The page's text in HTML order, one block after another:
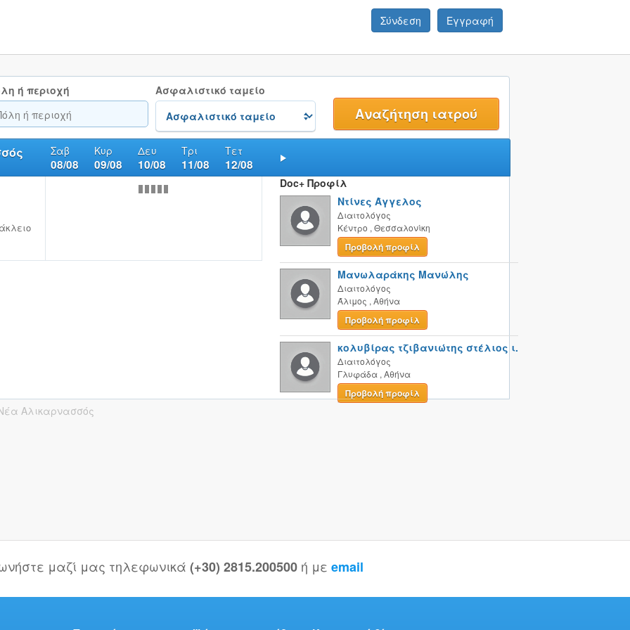
Σύνδεση Εγγραφή
ή περιοχή Ασφαλιστικό ταμείο
Σαβ
08/08
Κυρ
09/08
Δευ
10/08
Τρι
11/08
Τετ
12/08
Doc+ Προφίλ
Ντίνες Άγγελος
Διαιτολόγος
Κέντρο , Θεσσαλονίκη
Προβολή προφίλ
Μανωλαράκης Μανώλης
Διαιτολόγος
Άλιμος , Αθήνα
Προβολή προφίλ
κολυβίρας τζιβανιώτης στέλιος ι.
Διαιτολόγος
Γλυφάδα , Αθήνα
Προβολή προφίλ
Αλικαρνασσός
μαζί μας τηλεφωνικά (+30) 2815.200500 ή με email